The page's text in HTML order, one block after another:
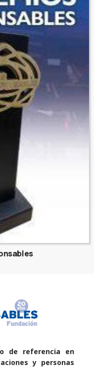
de referencia en
y personas